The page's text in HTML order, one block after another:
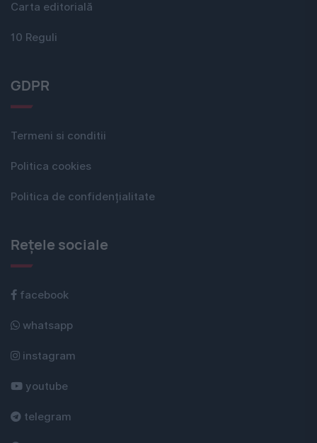
Carta editorială
10 Reguli
GDPR
Termeni si conditii
Politica cookies
Politica de confidențialitate
Rețele sociale
facebook
whatsapp
instagram
youtube
telegram